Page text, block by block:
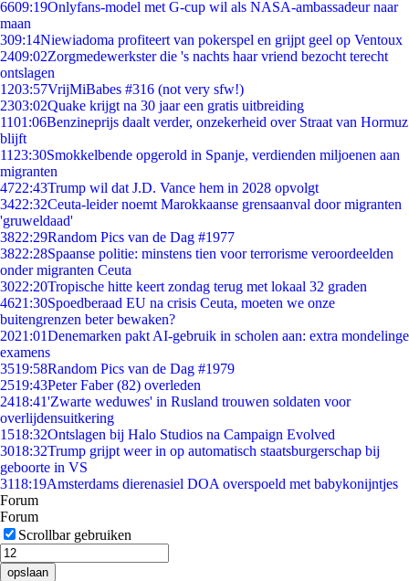
6609:19Onlyfans-model met G-cup wil als NASA-ambassadeur naar
maan
309:14Niewiadoma profiteert van pokerspel en grijpt geel op Ventoux
2409:02Zorgmedewerkster die 's nachts haar vriend bezocht terecht
ontslagen
1203:57VrijMiBabes #316 (not very sfw!)
2303:02Quake krijgt na 30 jaar een gratis uitbreiding
1101:06Benzineprijs daalt verder, onzekerheid over Straat van Hormuz
blijft
11 23:30Smokkelbende opgerold in Spanje, verdienden miljoenen aan
migranten
4722:43Trump wil dat J.D. Vance hem in 2028 opvolgt
3422:32Ceuta-leider noemt Marokkaanse grensaanval door migranten
'gruweldaad'
3822:29Random Pics van de Dag #1977
3822:28Spaanse politie: minstens tien voor terrorisme veroordeelden
onder migranten Ceuta
3022:20Tropische hitte keert zondag terug met lokaal 32 graden
4621:30Spoedberaad EU na crisis Ceuta, moeten we onze
buitengrenzen beter bewaken?
2021:01Denemarken pakt AI-gebruik in scholen aan: extra mondelinge
examens
3519:58Random Pics van de Dag #1979
2519:43Peter Faber (82) overleden
2418:41'Zwarte weduwes' in Rusland trouwen soldaten voor
overlijdensuitkering
1518:32Ontslagen bij Halo Studios na Campaign Evolved
3018:32Trump grijpt weer in op automatisch staatsburgerschap bij
geboorte in VS
3118:19Amsterdams dierenasiel DOA overspoeld met babykonijntjes
Forum
Forum
Scrollbar gebruiken
opslaan